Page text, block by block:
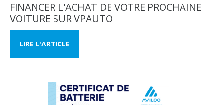
FINANCER L'ACHAT DE VOTRE PROCHAINE
VOITURE SUR VPAUTO
LIRE L'ARTICLE